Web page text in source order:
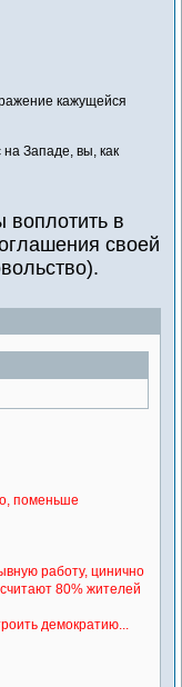
кажущейся
на Западе, вы, как
в
своей
поменьше
работу, цинично
80% жителей
демократию...